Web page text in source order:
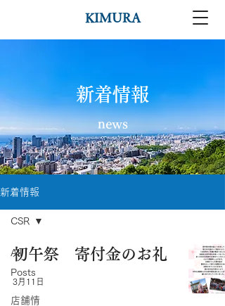
KIMURA
​新着情報
news
新着情報
All
Posts
店舗情
CSR
初午祭 寄付金のお礼
3月11日